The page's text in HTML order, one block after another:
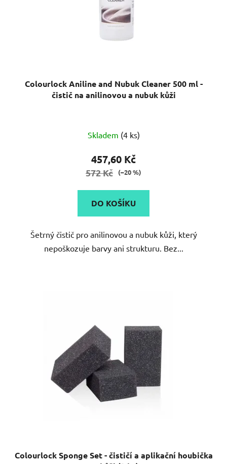
Colourlock Aniline and Nubuk Cleaner 500 ml -
čistič na anilinovou a nubuk kůži
Skladem (4 ks)
457,60 Kč
572 Kč (–20 %)
DO KOŠÍKU
Šetrný čistič pro anilinovou a nubuk kůži, který
nepoškozuje barvy ani strukturu. Bez...
Colourlock Sponge Set - čističí a aplikační houbička